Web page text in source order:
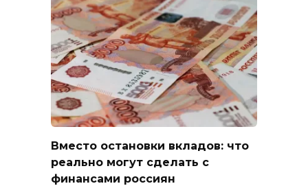
Вместо остановки вкладов: что
реально могут сделать с
финансами россиян